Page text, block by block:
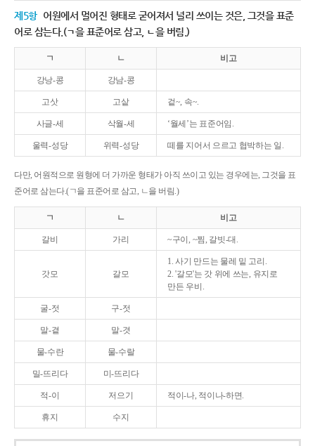
제5항 어원에서 멀어진 형태로 굳어져서 널리 쓰이는 것은, 그것을 표준
어로 삼는다.(ㄱ을 표준어로 삼고, ㄴ을 버림.)
ㄱ ㄴ 비고
강낭-콩 강남-콩
고삿 고샅 겉~, 속~.
사글-세 삭월-세 ‘월세’는 표준어임.
울력-성당 위력-성당 떼를 지어서 으르고 협박하는 일.
다만, 어원적으로 원형에 더 가까운 형태가 아직 쓰이고 있는 경우에는, 그것을 표
준어로 삼는다.(ㄱ을 표준어로 삼고, ㄴ을 버림.)
ㄱ ㄴ 비고
갈비 가리 ~구이, ~찜, 갈빗-대.
갓모 갈모
1. 사기 만드는 물레 밑 고리.
2. '갈모'는 갓 위에 쓰는, 유지로
만든 우비.
굴-젓 구-젓
말-곁 말-겻
물-수란 물-수랄
밀-뜨리다 미-뜨리다
적-이 저으기 적이-나, 적이나-하면.
휴지 수지